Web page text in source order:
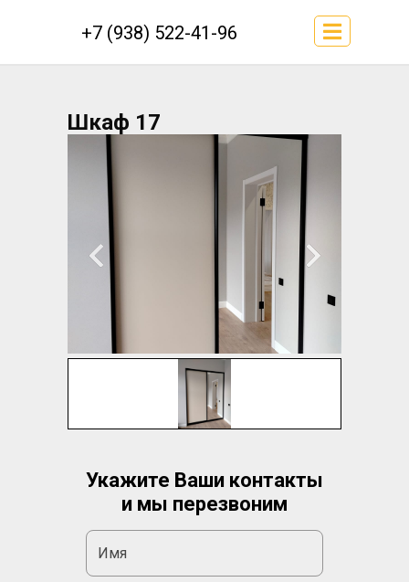
+7 (938) 522-41-96
Шкаф 17
Укажите Ваши контакты
и мы перезвоним